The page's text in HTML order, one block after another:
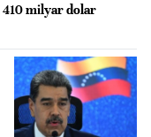
410 milyar dolar